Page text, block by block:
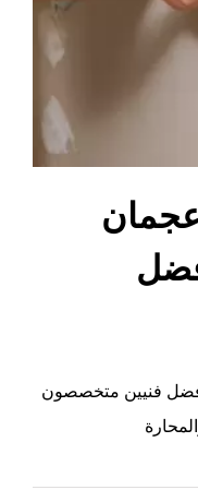
افضل
فنيين متخصصون